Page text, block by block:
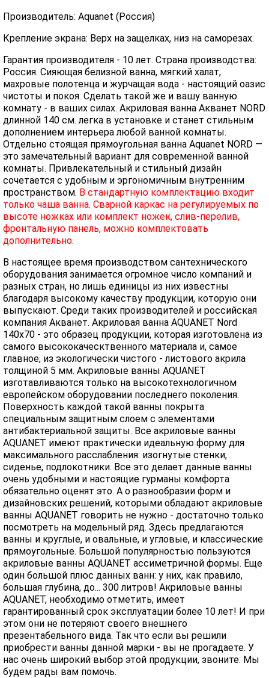
Производитель: Aquanet (Россия)
Крепление экрана: Верх на защелках, низ на саморезах.
Гарантия производителя - 10 лет. Страна производства:
Россия. Сияющая белизной ванна, мягкий халат,
махровые полотенца и журчащая вода - настоящий оазис
чистоты и покоя. Сделать такой же и вашу ванную
комнату - в ваших силах. Акриловая ванна Акванет NORD
длинной 140 см. легка в установке и станет стильным
дополнением интерьера любой ванной комнаты.
Отдельно стоящая прямоугольная ванна Aquanet NORD —
это замечательный вариант для современной ванной
комнаты. Привлекательный и стильный дизайн
сочетается с удобным и эргономичным внутренним
пространством. В стандартную комплектацию входит
только чаша ванна. Сварной каркас на регулируемых по
высоте ножках или комплект ножек, слив-перелив,
фронтальную панель, можно комплектовать
дополнительно.
В настоящее время производством сантехнического
оборудования занимается огромное число компаний и
разных стран, но лишь единицы из них известны
благодаря высокому качеству продукции, которую они
выпускают. Среди таких производителей и российская
компания Акванет. Акриловая ванна AQUANET Nord
140x70 - это образец продукции, которая изготовлена из
самого высококаческтвенного материала и, самое
главное, из экологически чистого - листового акрила
толщиной 5 мм. Акриловые ванны AQUANET
изготавливаются только на высокотехнологичном
европейском оборудовании последнего поколения.
Поверхность каждой такой ванны покрыта
специальным защитным слоем с элементами
антибактериальной защиты. Все акриловые ванны
AQUANET имеют практически идеальную форму для
максимального расслабления: изогнутые стенки,
сиденье, подлокотники. Все это делает данные ванны
очень удобными и настоящие гурманы комфорта
обязательно оценят это. А о разнообразии форм и
дизайновских решений, которыми обладают акриловые
ванны AQUANET говорить не нужно - достаточно только
посмотреть на модельный ряд. Здесь предлагаются
ванны и круглые, и овальные, и угловые, и классические
прямоугольные. Большой популярностью пользуются
акриловые ванны AQUANET ассиметричной формы. Еще
один большой плюс данных ванн: у них, как правило,
большая глубина, до... 300 литров! Акриловые ванны
AQUANET, необходимо отметить, имеет
гарантированный срок эксплуатации более 10 лет! И при
этом они не потеряют своего внешнего
презентабельного вида. Так что если вы решили
приобрести ванны данной марки - вы не прогадаете. У
нас очень широкий выбор этой продукции, звоните. Мы
будем рады вам помочь.